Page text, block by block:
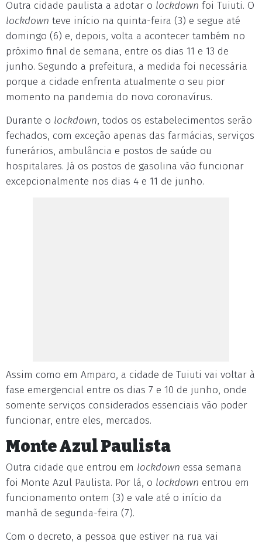
Outra cidade paulista a adotar o lockdown foi Tuiuti. O
lockdown teve início na quinta-feira (3) e segue até
domingo (6) e, depois, volta a acontecer também no
próximo final de semana, entre os dias 11 e 13 de
junho. Segundo a prefeitura, a medida foi necessária
porque a cidade enfrenta atualmente o seu pior
momento na pandemia do novo coronavírus.
Durante o lockdown, todos os estabelecimentos serão
fechados, com exceção apenas das farmácias, serviços
funerários, ambulância e postos de saúde ou
hospitalares. Já os postos de gasolina vão funcionar
excepcionalmente nos dias 4 e 11 de junho.
Assim como em Amparo, a cidade de Tuiuti vai voltar à
fase emergencial entre os dias 7 e 10 de junho, onde
somente serviços considerados essenciais vão poder
funcionar, entre eles, mercados.
Monte Azul Paulista
Outra cidade que entrou em lockdown essa semana
foi Monte Azul Paulista. Por lá, o lockdown entrou em
funcionamento ontem (3) e vale até o início da
manhã de segunda-feira (7).
Com o decreto, a pessoa que estiver na rua vai